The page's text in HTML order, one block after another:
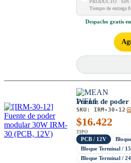
PRODUCTO
Tiempo de entrega
Despacho gratis
Fuente de
SKU: IRM-30-12
$16.422
TIPO
PCB / 12V
Bloque Terminal /
Bloque Terminal /